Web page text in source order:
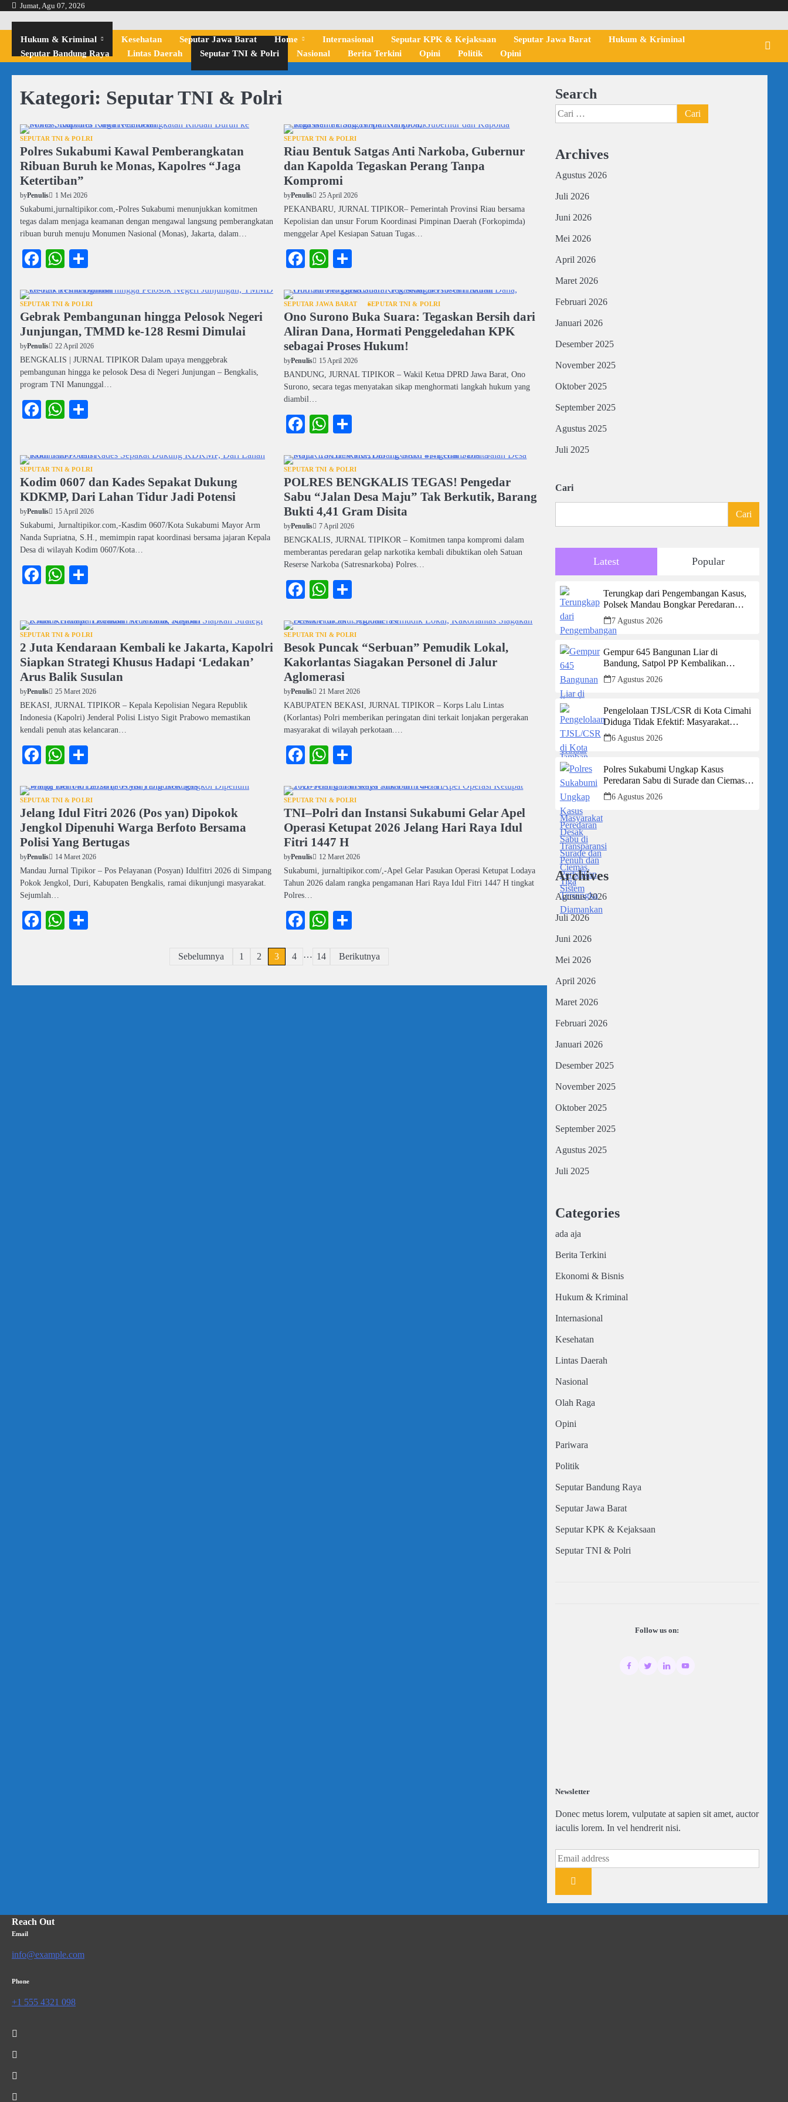
Skip
content
Jumat, Agu 07, 2026
Hukum & Kriminal Kesehatan Seputar Jawa Barat Home Internasional Seputar KPK & Kejaksaan Seputar Jawa Barat
Hukum & Kriminal
Seputar Bandung Raya
Lintas Daerah Seputar TNI & Polri Nasional Berita Terkini Opini Politik Opini
Kategori: Seputar TNI & Polri
SEPUTAR TNI & POLRI
Polres Sukabumi Kawal Pemberangkatan
Ribuan Buruh ke Monas, Kapolres “Jaga
Ketertiban”
byPenulis 1 Mei 2026
Sukabumi,jurnaltipikor.com,-Polres Sukabumi menunjukkan komitmen
tegas dalam menjaga keamanan dengan mengawal langsung pemberangkatan
ribuan buruh menuju Monumen Nasional (Monas), Jakarta, dalam…
Facebook
WhatsApp
SEPUTAR TNI & POLRI
Riau Bentuk Satgas Anti Narkoba, Gubernur
dan Kapolda Tegaskan Perang Tanpa
Kompromi
byPenulis 25 April 2026
PEKANBARU, JURNAL TIPIKOR– Pemerintah Provinsi Riau bersama
Kepolisian dan unsur Forum Koordinasi Pimpinan Daerah (Forkopimda)
menggelar Apel Kesiapan Satuan Tugas…
Facebook
WhatsApp
SEPUTAR TNI & POLRI
Gebrak Pembangunan hingga Pelosok Negeri
Junjungan, TMMD ke-128 Resmi Dimulai
byPenulis 22 April 2026
BENGKALIS | JURNAL TIPIKOR Dalam upaya menggebrak
pembangunan hingga ke pelosok Desa di Negeri Junjungan – Bengkalis,
program TNI Manunggal…
Facebook
WhatsApp
SEPUTAR JAWA BARAT SEPUTAR TNI & POLRI
Ono Surono Buka Suara: Tegaskan Bersih dari
Aliran Dana, Hormati Penggeledahan KPK
sebagai Proses Hukum!
byPenulis 15 April 2026
BANDUNG, JURNAL TIPIKOR – Wakil Ketua DPRD Jawa Barat, Ono
Surono, secara tegas menyatakan sikap menghormati langkah hukum yang
diambil…
Facebook
WhatsApp
SEPUTAR TNI & POLRI
Kodim 0607 dan Kades Sepakat Dukung
KDKMP, Dari Lahan Tidur Jadi Potensi
byPenulis 15 April 2026
Sukabumi, Jurnaltipikor.com,-Kasdim 0607/Kota Sukabumi Mayor Arm
Nanda Supriatna, S.H., memimpin rapat koordinasi bersama jajaran Kepala
Desa di wilayah Kodim 0607/Kota…
Facebook
WhatsApp
SEPUTAR TNI & POLRI
POLRES BENGKALIS TEGAS! Pengedar
Sabu “Jalan Desa Maju” Tak Berkutik, Barang
Bukti 4,41 Gram Disita
byPenulis 7 April 2026
BENGKALIS, JURNAL TIPIKOR – Komitmen tanpa kompromi dalam
memberantas peredaran gelap narkotika kembali dibuktikan oleh Satuan
Reserse Narkoba (Satresnarkoba) Polres…
Facebook
WhatsApp
SEPUTAR TNI & POLRI
2 Juta Kendaraan Kembali ke Jakarta, Kapolri
Siapkan Strategi Khusus Hadapi ‘Ledakan’
Arus Balik Susulan
byPenulis 25 Maret 2026
BEKASI, JURNAL TIPIKOR – Kepala Kepolisian Negara Republik
Indonesia (Kapolri) Jenderal Polisi Listyo Sigit Prabowo memastikan
kendali penuh atas kelancaran…
Facebook
WhatsApp
SEPUTAR TNI & POLRI
Besok Puncak “Serbuan” Pemudik Lokal,
Kakorlantas Siagakan Personel di Jalur
Aglomerasi
byPenulis 21 Maret 2026
KABUPATEN BEKASI, JURNAL TIPIKOR – Korps Lalu Lintas
(Korlantas) Polri memberikan peringatan dini terkait lonjakan pergerakan
masyarakat di wilayah perkotaan.…
Facebook
WhatsApp
SEPUTAR TNI & POLRI
Jelang Idul Fitri 2026 (Pos yan) Dipokok
Jengkol Dipenuhi Warga Berfoto Bersama
Polisi Yang Bertugas
byPenulis 14 Maret 2026
Mandau Jurnal Tipikor – Pos Pelayanan (Posyan) Idulfitri 2026 di Simpang
Pokok Jengkol, Duri, Kabupaten Bengkalis, ramai dikunjungi masyarakat.
Sejumlah…
Facebook
WhatsApp
SEPUTAR TNI & POLRI
TNI–Polri dan Instansi Sukabumi Gelar Apel
Operasi Ketupat 2026 Jelang Hari Raya Idul
Fitri 1447 H
byPenulis 12 Maret 2026
Sukabumi, jurnaltipikor.com/,-Apel Gelar Pasukan Operasi Ketupat Lodaya
Tahun 2026 dalam rangka pengamanan Hari Raya Idul Fitri 1447 H tingkat
Polres…
Facebook
WhatsApp
Sebelumnya 1 2 3 4 … 14 Berikutnya
Search
Cari
untuk:
Archives
Agustus 2026
Juli 2026
Juni 2026
Mei 2026
April 2026
Maret 2026
Februari 2026
Januari 2026
Desember 2025
November 2025
Oktober 2025
September 2025
Agustus 2025
Juli 2025
Cari
Cari
Latest Popular
Terungkap dari Pengembangan Kasus,
Polsek Mandau Bongkar Peredaran
Sabu dan Ekstasi di Air Jamban, Tiga
Pelaku Diamankan
7 Agustus 2026
Gempur 645 Bangunan Liar di
Bandung, Satpol PP Kembalikan
Trotoar untuk Pejalan Kaki
7 Agustus 2026
Pengelolaan TJSL/CSR di Kota Cimahi
Diduga Tidak Efektif: Masyarakat
Desak Transparansi Penuh dan
Perbaikan Sistem
6 Agustus 2026
Polres Sukabumi Ungkap Kasus
Peredaran Sabu di Surade dan Ciemas,
Tiga Tersangka Diamankan
6 Agustus 2026
Archives
Agustus 2026
Juli 2026
Juni 2026
Mei 2026
April 2026
Maret 2026
Februari 2026
Januari 2026
Desember 2025
November 2025
Oktober 2025
September 2025
Agustus 2025
Juli 2025
Categories
ada aja
Berita Terkini
Ekonomi & Bisnis
Hukum & Kriminal
Internasional
Kesehatan
Lintas Daerah
Nasional
Olah Raga
Opini
Pariwara
Politik
Seputar Bandung Raya
Seputar Jawa Barat
Seputar KPK & Kejaksaan
Seputar TNI & Polri
Follow us on:
Newsletter
Donec metus lorem, vulputate at sapien sit amet, auctor
iaculis lorem. In vel hendrerit nisi.
Reach Out
Email
info@example.com
Phone
+1 555 4321 098